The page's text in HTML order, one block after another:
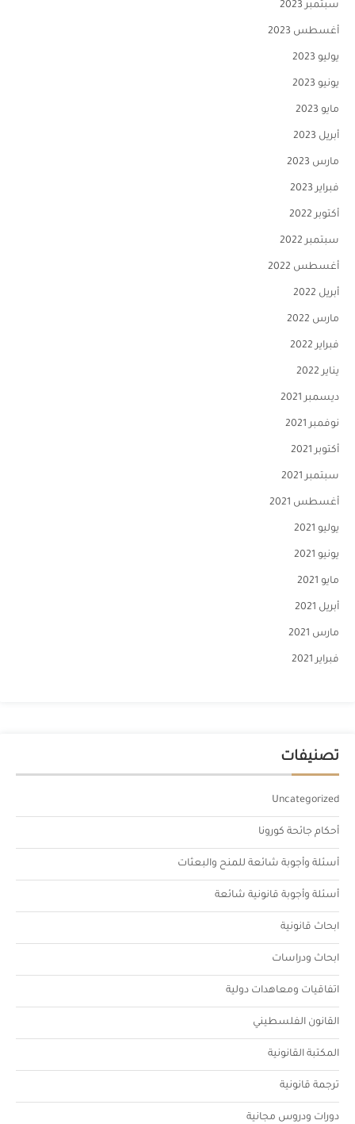
سبتمبر 2023
أغسطس 2023
يوليو 2023
يونيو 2023
مايو 2023
أبريل 2023
مارس 2023
فبراير 2023
أكتوبر 2022
سبتمبر 2022
أغسطس 2022
أبريل 2022
مارس 2022
فبراير 2022
يناير 2022
ديسمبر 2021
نوفمبر 2021
أكتوبر 2021
سبتمبر 2021
أغسطس 2021
يوليو 2021
يونيو 2021
مايو 2021
أبريل 2021
مارس 2021
فبراير 2021
تصنيفات
Uncategorized
أحكام جائحة كورونا
أسئلة وأجوبة شائعة للمنح والبعثات
أسئلة وأجوبة قانونية شائعة
ابحاث قانونية
ابحاث ودراسات
اتفاقيات ومعاهدات دولية
القانون الفلسطيني
المكتبة القانونية
ترجمة قانونية
دورات ودروس مجانية